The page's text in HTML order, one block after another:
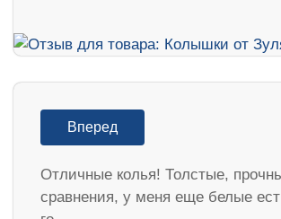
Вперед
Отличные колья! Толстые,
сравнения, у меня еще белые